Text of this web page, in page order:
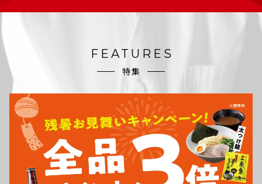
FEATURES
特集